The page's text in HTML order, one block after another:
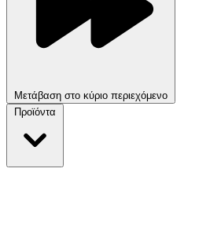
Μετάβαση στο κύριο περιεχόμενο
Προϊόντα